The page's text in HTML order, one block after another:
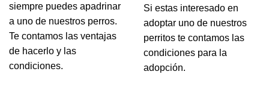
siempre puedes apadrinar
a uno de nuestros perros.
Te contamos las ventajas
de hacerlo y las
condiciones.
Si estas interesado en
adoptar uno de nuestros
perritos te contamos las
condiciones para la
adopción.